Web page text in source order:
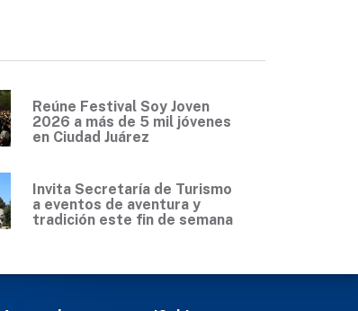
Reúne Festival Soy Joven
2026 a más de 5 mil jóvenes
en Ciudad Juárez
Invita Secretaría de Turismo
a eventos de aventura y
tradición este fin de semana